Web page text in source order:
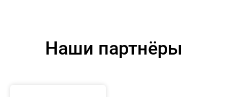
Наши партнёры